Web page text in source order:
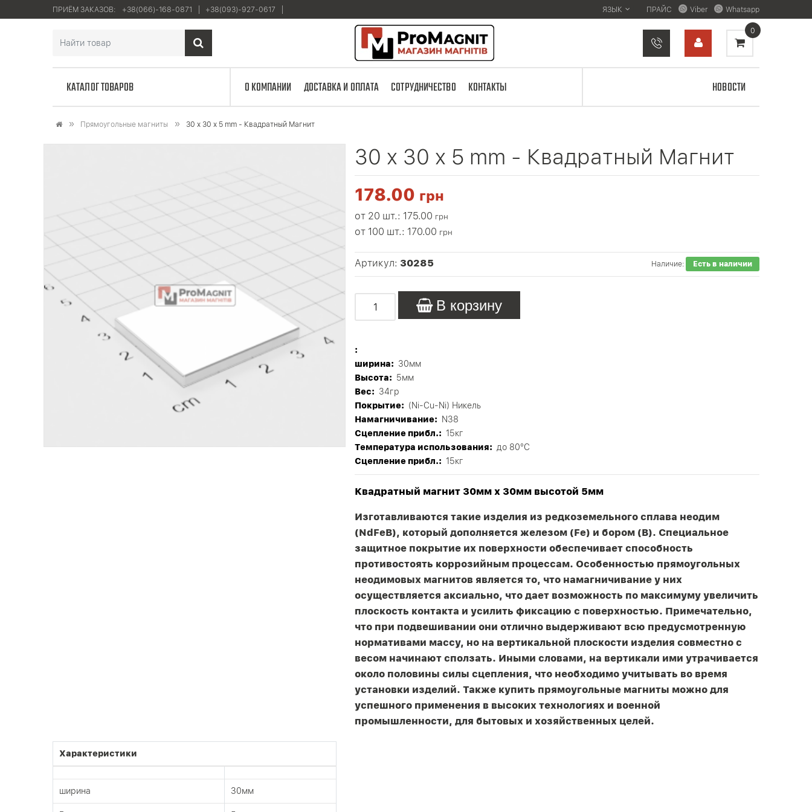
ПРИЁМ ЗАКАЗОВ: +38(066)-168-0871 +38(093)-927-0617 ЯЗЫК ПРАЙС Viber Whatsapp
0
КАТАЛОГ ТОВАРОВ О КОМПАНИИ ДОСТАВКА И ОПЛАТА СОТРУДНИЧЕСТВО КОНТАКТЫ НОВОСТИ
Прямоугольные магниты 30 x 30 x 5 mm - Квадратный Магнит
30 x 30 x 5 mm - Квадратный Магнит
178.00 грн
от 20 шт.: 175.00 грн
от 100 шт.: 170.00 грн
Артикул: 30285 Наличие: Есть в наличии
В корзину
:
ширина: 30мм
Высота: 5мм
Вес: 34гр
Покрытие: (Ni-Cu-Ni) Никель
Намагничивание:
N38
Сцепление прибл.: 15кг
Tемпература использования: до 80°C
Сцепление прибл.: 15кг
Квадратный магнит 30мм х 30мм высотой 5мм
Изготавливаются такие изделия из редкоземельного сплава неодим
(NdFeB), который дополняется железом (Fe) и бором (B). Специальное
защитное покрытие их поверхности обеспечивает способность
противостоять коррозийным процессам. Особенностью прямоугольных
неодимовых магнитов является то, что намагничивание у них
осуществляется аксиально, что дает возможность по максимуму увеличить
плоскость контакта и усилить фиксацию с поверхностью. Примечательно,
что при подвешивании они отлично выдерживают всю предусмотренную
нормативами массу, но на вертикальной плоскости изделия совместно с
весом начинают сползать. Иными словами, на вертикали ими утрачивается
около половины силы сцепления, что необходимо учитывать во время
установки изделий. Также купить прямоугольные магниты можно для
успешного применения в высоких технологиях и военной
промышленности, для бытовых и хозяйственных целей.
Характеристики
ширина 30мм